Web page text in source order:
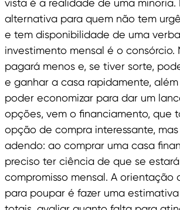
vista é a realidade de uma minoria.
alternativa para quem não tem
e tem disponibilidade de uma
investimento mensal é o consórcio.
pagará menos e, se tiver sorte,
e ganhar a casa rapidamente,
poder economizar para dar um
opções, vem o financiamento, que
opção de compra interessante,
adendo: ao comprar uma casa
preciso ter ciência de que se
compromisso mensal. A orientação
para poupar é fazer uma